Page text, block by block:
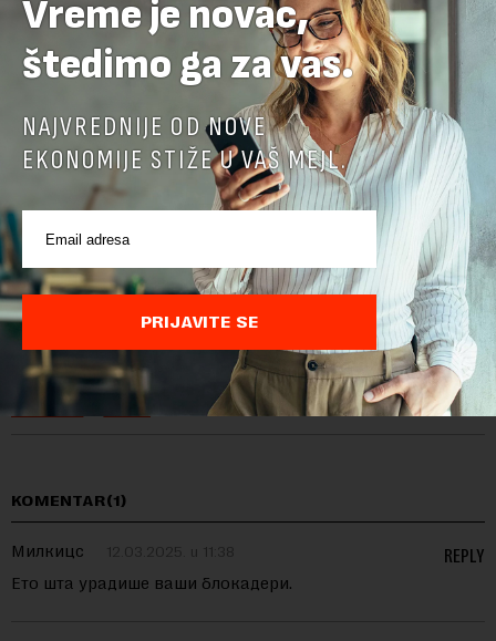
Preuzimanje delova teksta je dozvoljeno, ali uz obavezno navođenje
izvora i uz postavljanje linka ka izvornom tekstu na novaekonomija.rs
TEMA:
JAVNI DUG
KAMATNE STOPE MINISTARSTVO FINANSIJA MMF NEMAČKA
OBVEZNICE
KOMENTAR(1)
Милкицс 12.03.2025. u 11:38
Ето шта урадише ваши блокадери.
REPLY
Vreme je novac,
štedimo ga za vas.
NAJVREDNIJE OD NOVE
EKONOMIJE STIŽE U VAŠ MEJL.
PRIJAVITE SE